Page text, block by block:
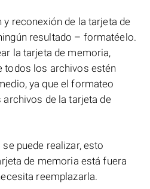
y reconexión de la tarjeta de
resultado – formatéelo.
la tarjeta de memoria,
todos los archivos estén
ya que el formateo
de la tarjeta de
puede realizar, esto
de memoria está fuera
reemplazarla.